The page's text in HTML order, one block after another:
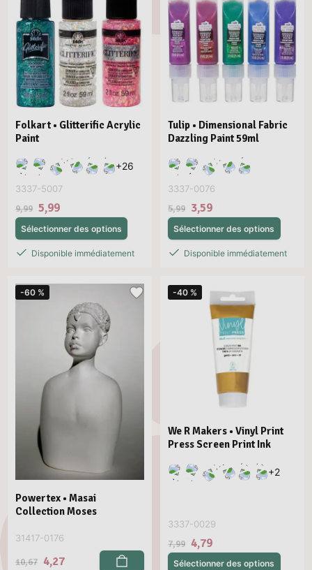
Folkart • Glitterific Acrylic
Paint
+26
3337-5007
9,99 5,99
Sélectionner des options
Disponible immédiatement
Tulip • Dimensional Fabric
Dazzling Paint 59ml
3337-0076
5,99 3,59
Sélectionner des options
Disponible immédiatement
-60 %
Powertex • Masai
Collection Moses
31417-0176
10,67 4,27
-40 %
We R Makers • Vinyl Print
Press Screen Print Ink
+2
3337-0029
7,99 4,79
Sélectionner des options